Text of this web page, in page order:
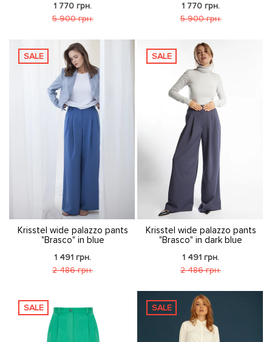
1 770 грн.
5 900 грн.
1 770 грн.
5 900 грн.
SALE
Krisstel wide palazzo pants
"Brasco" in blue
1 491 грн.
2 486 грн.
SALE
Krisstel wide palazzo pants
"Brasco" in dark blue
1 491 грн.
2 486 грн.
SALE SALE